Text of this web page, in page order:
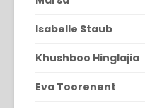
Isabelle Staub
Khushboo Hinglajia
Eva Toorenent